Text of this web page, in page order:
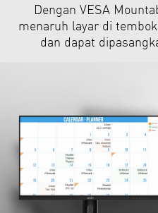
Dengan VESA
menaruh layar di
dan dapat